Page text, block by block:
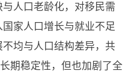
人口老龄化，对移民需
家人口增长与就业不足
均与人口结构差异，共
期稳定性，但也加剧了全